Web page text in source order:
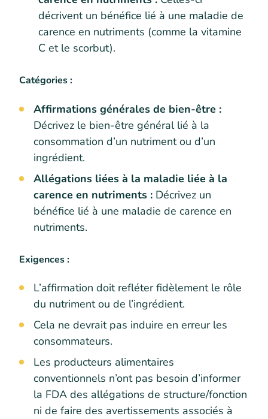
décrivent un bénéfice lié à une maladie de
carence en nutriments (comme la vitamine
C et le scorbut).
Catégories :
Affirmations générales de bien-être :
Décrivez le bien-être général lié à la
consommation d’un nutriment ou d’un
ingrédient.
Allégations liées à la maladie liée à la
carence en nutriments : Décrivez un
bénéfice lié à une maladie de carence en
nutriments.
Exigences :
L’affirmation doit refléter fidèlement le rôle
du nutriment ou de l’ingrédient.
Cela ne devrait pas induire en erreur les
consommateurs.
Les producteurs alimentaires
conventionnels n’ont pas besoin d’informer
la FDA des allégations de structure/fonction
ni de faire des avertissements associés à